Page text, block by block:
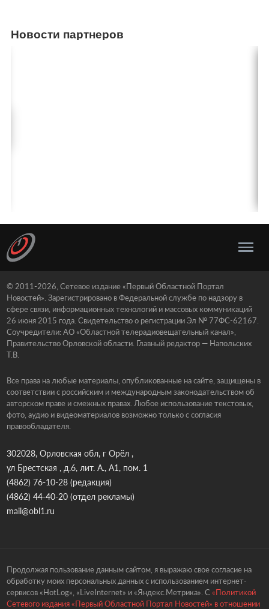
Новости партнеров
© 2011-2026, Сетевое издание «Первый Областной Портал
Новостей». Зарегистрировано в Федеральной службе по надзору в
сфере связи, информационных технологий и массовых коммуникаций
26 июня 2015 года. Свидетельство о регистрации Эл № 77ФС-62167.
Соучредители: АО «Областной телерадиовещательный канал»,
Правительство Орловской области. Главный редактор — Напольских
Т.В.
Все права на любые материалы, опубликованные на сайте, защищены в
соответствии с российским и международным законодательством об
авторском праве и смежных правах. Любое использование текстовых,
фото, аудио и видеоматериалов возможно только с согласия
правообладателя.
302028, Орловская обл, г Орёл ,
ул Брестская , д.6, лит. А., А1, пом. 1
(4862) 76-10-28(редакция)
(4862) 44-40-20(отдел рекламы)
mail@obl1.ru
Продолжая пользование данным сайтом, я выражаю свое согласие на
обработку моих персональных данных с использованием интернет-
сервисов «HotLog», «LiveInternet» и «Яндекс.Метрика». С «Политикой
Сетевого издания «Первый Областной Портал Новостей» в отношении